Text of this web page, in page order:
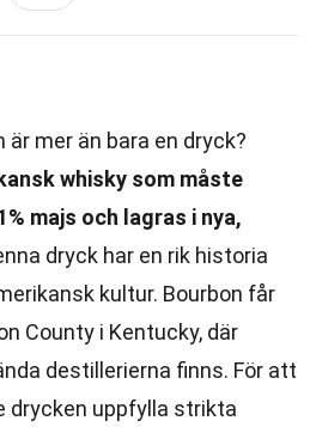
mer än bara en dryck?
whisky som måste
majs och lagras i nya,
dryck har en rik historia
kultur. Bourbon får
County i Kentucky, där
destillerierna finns. För att
drycken uppfylla strikta